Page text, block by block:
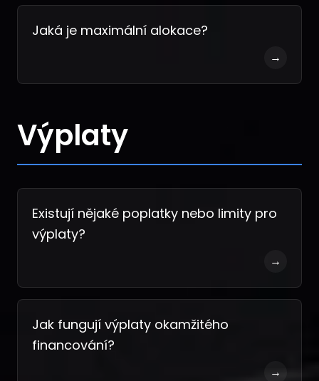
Jaká je maximální alokace?
→
Výplaty
Existují nějaké poplatky nebo limity pro
výplaty?
→
Jak fungují výplaty okamžitého
financování?
→